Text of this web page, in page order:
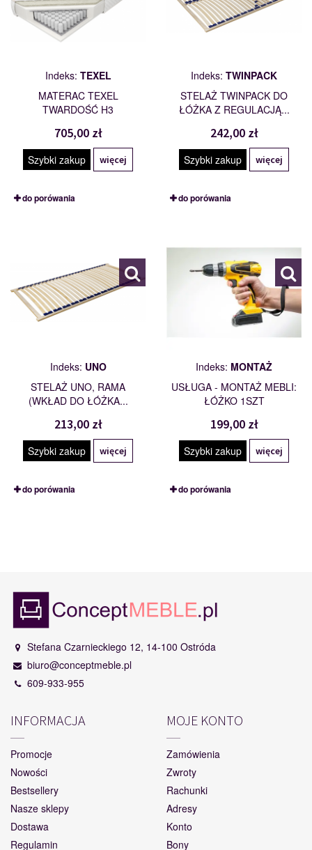
Indeks: TEXEL
MATERAC TEXEL
TWARDOŚĆ H3
705,00 zł
Szybki zakup więcej
do porówania
Indeks: TWINPACK
STELAŻ TWINPACK DO
ŁÓŻKA Z REGULACJĄ...
242,00 zł
Szybki zakup więcej
do porówania
Indeks: UNO
STELAŻ UNO, RAMA
(WKŁAD DO ŁÓŻKA...
213,00 zł
Szybki zakup więcej
do porówania
Indeks: MONTAŻ
USŁUGA - MONTAŻ MEBLI:
ŁÓŻKO 1SZT
199,00 zł
Szybki zakup więcej
do porówania
Stefana Czarnieckiego 12, 14-100 Ostróda
biuro@conceptmeble.pl
609-933-955
INFORMACJA
Promocje
Nowości
Bestsellery
Nasze sklepy
Dostawa
Regulamin
MOJE KONTO
Zamówienia
Zwroty
Rachunki
Adresy
Konto
Bony